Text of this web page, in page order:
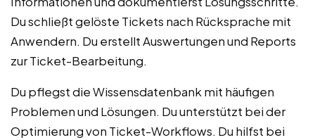
Du schließt gelöste Tickets nach Rücksprache mit
Anwendern. Du erstellt Auswertungen und Reports
zur Ticket-Bearbeitung.
Du pflegst die Wissensdatenbank mit häufigen
Problemen und Lösungen. Du unterstützt bei der
Optimierung von Ticket-Workflows. Du hilfst bei